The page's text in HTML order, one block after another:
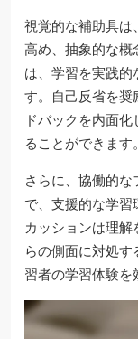
視覚的な補助具は
高め、抽象的な概
は、学習を実践的
す。自己反省を奨
ドバックを内面
ることができます。
さらに、協働的
で、支援的な学
カッションは理
らの側面に対処
習者の学習体験を